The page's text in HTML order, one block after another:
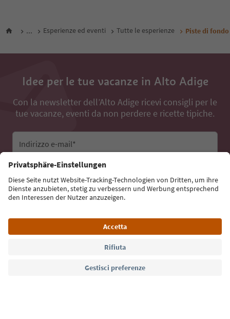
... Esperienze ed eventi Tutte le esperienze Piste di
Idee per le tue vacanze in Alto Adige
Con la newsletter dell’Alto Adige ricevi consigli per le
tue vacanze, eventi da non perdere e ricette tipiche.
Indirizzo e-mail*
Iscriviti alla newsletter